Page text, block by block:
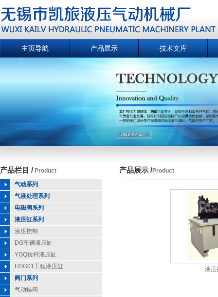
主页导航 产品展示 技术文库
产品栏目 / Product
气动系列
气液处理系列
电磁阀系列
液压缸系列
液压控制
DG车辆液压缸
YGQ拉杆液压缸
HSG01工程液压缸
阀门系列
气动蝶阀
产品展示 /Product
液压